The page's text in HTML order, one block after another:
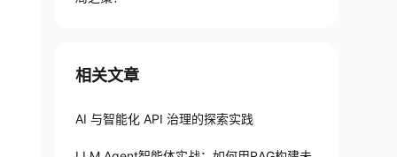
相关文章
AI 与智能化 API 治理的探索实践